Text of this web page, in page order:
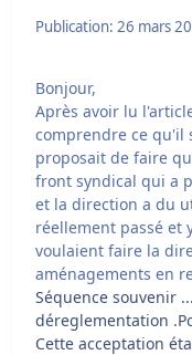
Publication: 26 mars
Bonjour,
Après avoir lu
comprendre ce qu'il
proposait de faire
front syndical qui a
et la direction a du
réellement passé et
voulaient faire la
aménagements en
Séquence souvenir
déreglementation
Cette acceptation